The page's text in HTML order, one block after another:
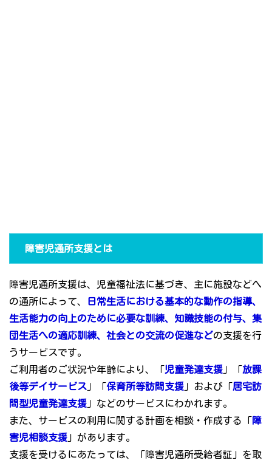
障害児通所支援とは
障害児通所支援は、児童福祉法に基づき、主に施設などへ
の通所によって、
日常生活における基本的な動作の指導、
生活能力の向上のために必要な訓練、知識技能の付与、集
団生活への適応訓練、社会との交流の促進などの支援を行
うサービスです。
ご利用者のご状況や年齢により、「児童発達支援 」「放課
後等デイサービス 」「保育所等訪問支援 」および「居宅訪
問型児童発達支援 」などのサービスにわかれます。
また、サービスの利用に関する計画を相談・作成する「障
害児相談支援 」があります。
支援を受けるにあたっては、「障害児通所受給者証」を取